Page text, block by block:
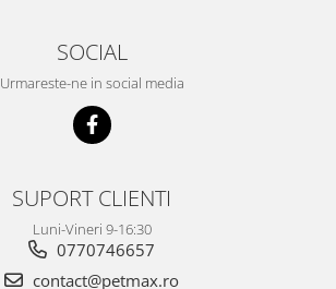
SOCIAL
Urmareste-ne in social media
SUPORT CLIENTI
Luni-Vineri 9-16:30
0770746657
contact@petmax.ro